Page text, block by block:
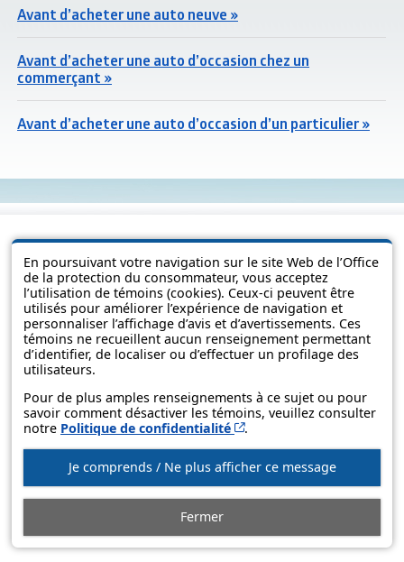
En poursuivant votre navigation sur le site Web de l’Office
de la protection du consommateur, vous acceptez
l’utilisation de témoins (cookies). Ceux-ci peuvent être
utilisés pour améliorer l’expérience de navigation et
personnaliser l’affichage d’avis et d’avertissements. Ces
témoins ne recueillent aucun renseignement permettant
d’identifier, de localiser ou d’effectuer un profilage des
utilisateurs.
Pour de plus amples renseignements à ce sujet ou pour
savoir comment désactiver les témoins, veuillez consulter
notre Politique de confidentialité Cet hyperlien s’ouvrira
.
Je comprends / Ne plus afficher ce message
Fermer
Avant d’acheter une auto neuve »
Avant d’acheter une auto d’occasion chez un
commerçant »
Avant d’acheter une auto d’occasion d’un particulier »